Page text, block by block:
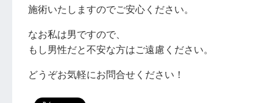
施術いたしますのでご安心ください。
なお私は男ですので、
もし男性だと不安な方はご遠慮ください。
どうぞお気軽にお問合せください！